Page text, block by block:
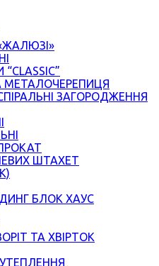
ЗАГОРОДЖЕННЯ
ШТАХЕТ
БЛОК ХАУС
ТА ХВІРТОК